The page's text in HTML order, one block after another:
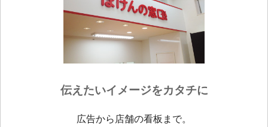
伝えたいイメージをカタチに
広告から店舗の看板まで。